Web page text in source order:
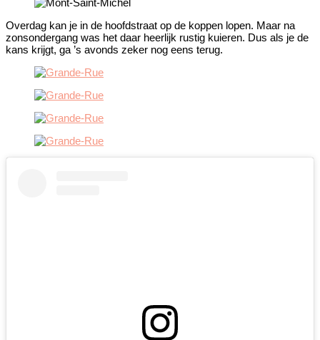
Overdag kan je in de hoofdstraat op de koppen lopen. Maar na
zonsondergang was het daar heerlijk rustig kuieren. Dus als je de
kans krijgt, ga ’s avonds zeker nog eens terug.